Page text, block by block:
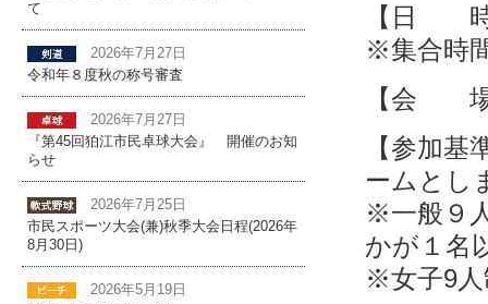
【日 時
※集合時
【会
【参加
ームとし
※一般９
かが１名
※女子9人
て
2026年7月27日
令和年８度秋の称号審査
2026年7月27日
『第45回狛江市民卓球大会』 開催のお知
らせ
2026年7月25日
市民スポーツ大会(兼)秋季大会日程(2026年
8月30日)
2026年5月19日